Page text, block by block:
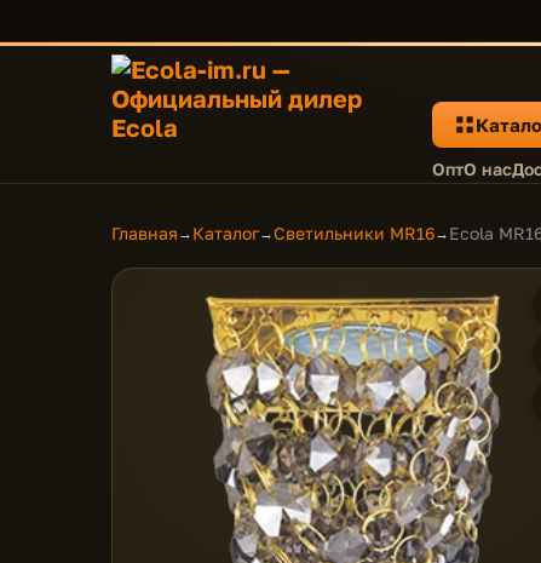
ОптО нас
Главная → Каталог→Светильники MR16→ Ecola